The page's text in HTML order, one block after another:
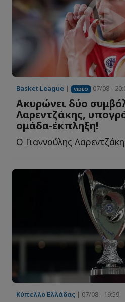
Basket League | VIDEO 07/08 -
Ακυρώνει δύο
Λαρεντζάκης,
ομάδα-έκπληξη!
Κύπελλο Ελλάδας | 07/08 - 19:59